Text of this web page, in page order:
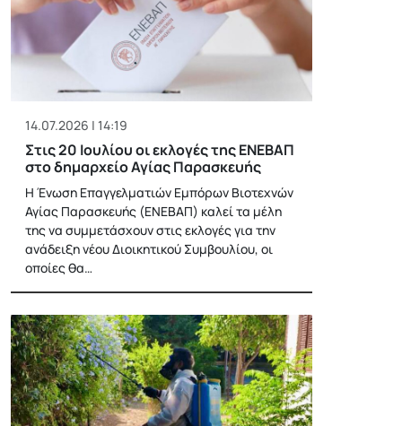
14.07.2026 | 14:19
Στις 20 Ιουλίου οι εκλογές της ΕΝΕΒΑΠ
στο δημαρχείο Αγίας Παρασκευής
Η Ένωση Επαγγελματιών Εμπόρων Βιοτεχνών
Αγίας Παρασκευής (ΕΝΕΒΑΠ) καλεί τα μέλη
της να συμμετάσχουν στις εκλογές για την
ανάδειξη νέου Διοικητικού Συμβουλίου, οι
οποίες θα…